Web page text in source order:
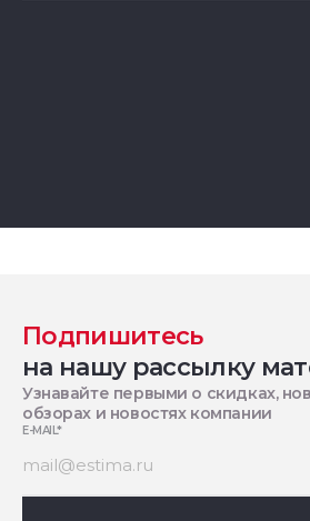
Подпишитесь
на нашу рассылку
Узнавайте первыми о скидках,
обзорах и новостях компании
E-MAIL*